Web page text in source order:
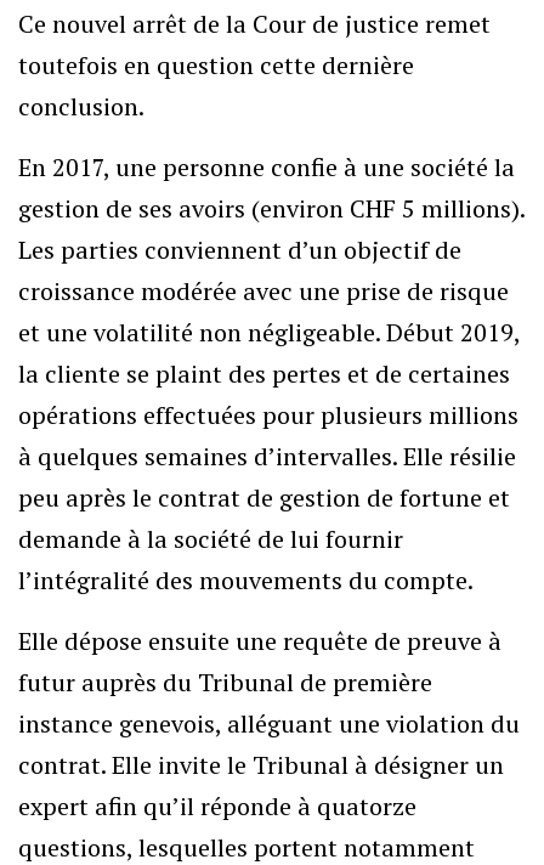
Ce nouvel arrêt de la Cour de justice remet
toutefois en question cette dernière
conclusion.
En 2017, une personne confie à une société la
gestion de ses avoirs (environ CHF 5 millions).
Les parties conviennent d’un objectif de
croissance modérée avec une prise de risque
et une volatilité non négligeable. Début 2019,
la cliente se plaint des pertes et de certaines
opérations effectuées pour plusieurs millions
à quelques semaines d’intervalles. Elle résilie
peu après le contrat de gestion de fortune et
demande à la société de lui fournir
l’intégralité des mouvements du compte.
Elle dépose ensuite une requête de preuve à
futur auprès du Tribunal de première
instance genevois, alléguant une violation du
contrat. Elle invite le Tribunal à désigner un
expert afin qu’il réponde à quatorze
questions, lesquelles portent notamment